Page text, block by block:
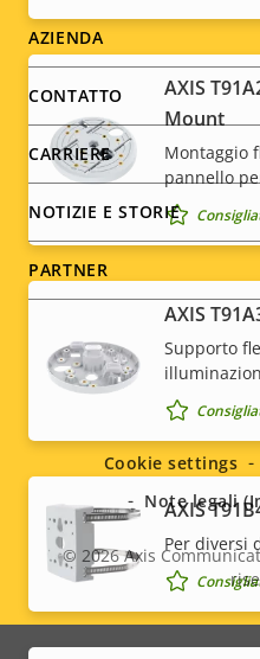
AXIS
Mount
Montaggio
pannello
AXIS
Supporto
AXIS
Per diversi
Footer
menu
AZIENDA
CONTATTO
CARRIERE
NOTIZIE E STORIE
PARTNER
Social
menu
Legal
© 2026Axis
Cookie settings
Note legali